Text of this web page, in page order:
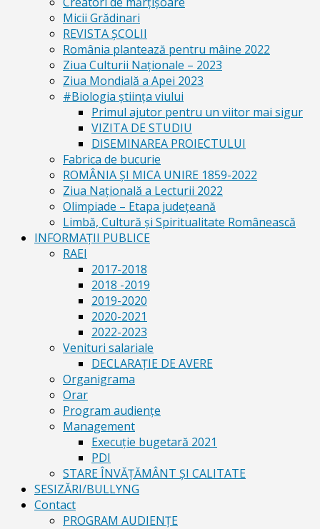
Micii Grădinari
REVISTA ŞCOLII
România plantează pentru mâine 2022
Ziua Culturii Naționale – 2023
Ziua Mondială a Apei 2023
#Biologia știința viului
Primul ajutor pentru un viitor mai sigur
VIZITA DE STUDIU
DISEMINAREA PROIECTULUI
Fabrica de bucurie
ROMÂNIA ŞI MICA UNIRE 1859-2022
Ziua Naţională a Lecturii 2022
Olimpiade – Etapa judeţeană
Limbă, Cultură și Spiritualitate Românească
INFORMAŢII PUBLICE
RAEI
2017-2018
2018 -2019
2019-2020
2020-2021
2022-2023
Venituri salariale
DECLARAŢIE DE AVERE
Organigrama
Orar
Program audiențe
Management
Execuţie bugetară 2021
PDI
STARE ÎNVĂȚĂMÂNT ȘI CALITATE
SESIZĂRI/BULLYNG
Contact
PROGRAM AUDIENŢE